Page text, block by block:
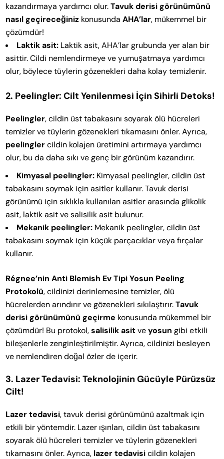
kazandırmaya yardımcı olur.Tavuk derisi görünümünü
nasıl geçireceğiniz konusundaAHA’lar, mükemmel bir
çözümdür!
Laktik asit: Laktik asit, AHA’lar grubunda yer alan bir
asittir. Cildi nemlendirmeye ve yumuşatmaya yardımcı
olur, böylece tüylerin gözenekleri daha kolay temizlenir.
2. Peelingler: Cilt Yenilenmesi İçin Sihirli Detoks!
Peelingler, cildin üst tabakasını soyarak ölü hücreleri
temizler ve tüylerin gözenekleri tıkamasını önler. Ayrıca,
peelinglercildin kolajen üretimini artırmaya yardımcı
olur, bu da daha sıkı ve genç bir görünüm kazandırır.
Kimyasal peelingler: Kimyasal peelingler, cildin üst
tabakasını soymak için asitler kullanır. Tavuk derisi
görünümü için sıklıkla kullanılan asitler arasında glikolik
asit, laktik asit ve salisilik asit bulunur.
Mekanik peelingler: Mekanik peelingler, cildin üst
tabakasını soymak için küçük parçacıklar veya fırçalar
kullanır.
Régnee’nin Anti Blemish Ev Tipi Yosun Peeling
Protokolü, cildinizi derinlemesine temizler, ölü
hücrelerden arındırır ve gözenekleri sıkılaştırır.Tavuk
derisi görünümünü geçirme konusunda mükemmel bir
çözümdür! Bu protokol,salisilik asitveyosun gibi etkili
bileşenlerle zenginleştirilmiştir. Ayrıca, cildinizi besleyen
ve nemlendiren doğal özler de içerir.
3. Lazer Tedavisi: Teknolojinin Gücüyle Pürüzsüz
Cilt!
Lazer tedavisi, tavuk derisi görünümünü azaltmak için
etkili bir yöntemdir. Lazer ışınları, cildin üst tabakasını
soyarak ölü hücreleri temizler ve tüylerin gözenekleri
tıkamasını önler. Ayrıca, lazer tedavisicildin kolajen